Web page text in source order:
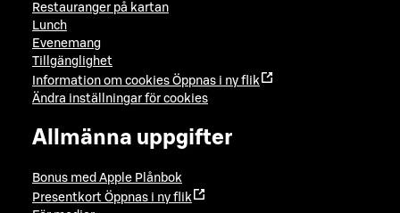
Restauranger på kartan
Lunch
Evenemang
Tillgänglighet
Information om cookies Öppnas i ny flik
Ändra inställningar för cookies
Allmänna uppgifter
Bonus med Apple Plånbok
Presentkort Öppnas i ny flik